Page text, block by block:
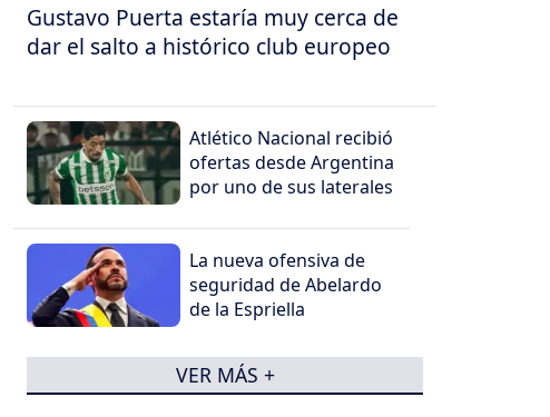
Gustavo Puerta estaría muy cerca de
dar el salto a histórico club europeo
Atlético Nacional recibió
ofertas desde Argentina
por uno de sus laterales
La nueva ofensiva de
seguridad de Abelardo
de la Espriella
VER MÁS +